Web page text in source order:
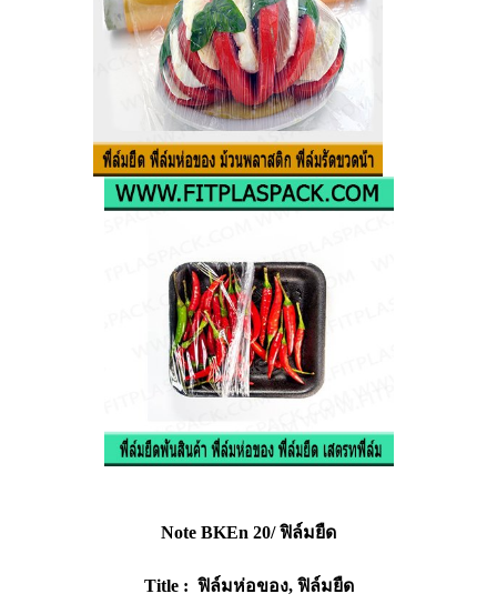
Note BKEn 20/ ฟิล์มยืด
Title : ฟิล์มห่อของ, ฟิล์มยืด